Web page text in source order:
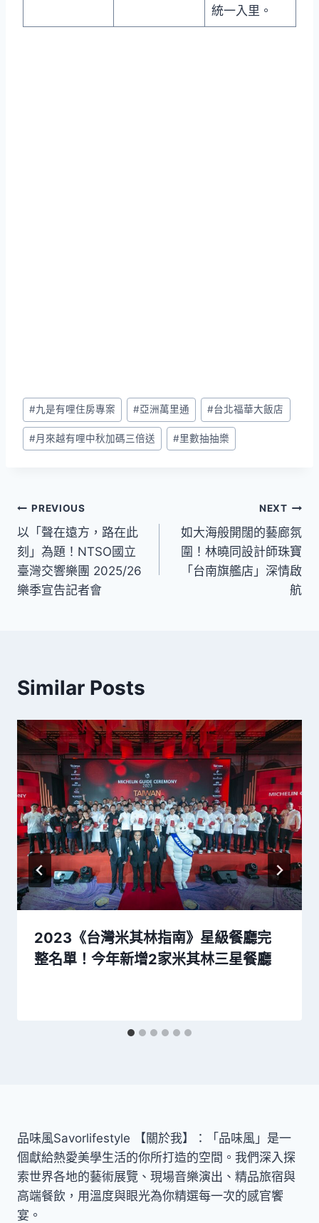
統一入里。
Post
Tags:
#九是有哩住房專案 #亞洲萬里通 #台北福華大飯店
#月來越有哩中秋加碼三倍送 #里數抽抽樂
文
章
導
覽
PREVIOUS
以「聲在遠方，路在此
刻」為題！NTSO國立
臺灣交響樂團 2025/26
樂季宣告記者會
NEXT
如大海般開闊的藝廊氛
圍！林曉同設計師珠寶
「台南旗艦店」深情啟
航
Similar Posts
2023《台灣米其林指南》星級餐廳完
整名單！今年新增2家米其林三星餐廳
品味風Savorlifestyle 【關於我】：「品味風」是一
個獻給熱愛美學生活的你所打造的空間。我們深入探
索世界各地的藝術展覽、現場音樂演出、精品旅宿與
高端餐飲，用溫度與眼光為你精選每一次的感官饗
宴。